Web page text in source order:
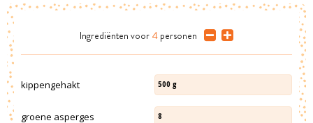
Ingrediënten voor 4 personen
kippengehakt 500 g
groene asperges 8